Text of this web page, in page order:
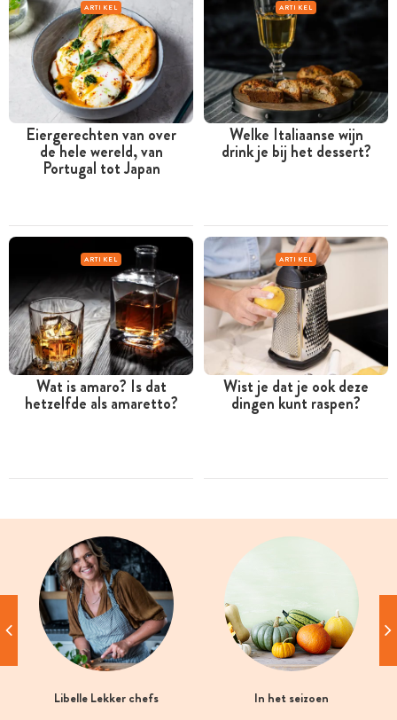
ARTIKEL
Eiergerechten van over
de hele wereld, van
Portugal tot Japan
ARTIKEL
Welke Italiaanse wijn
drink je bij het dessert?
ARTIKEL
Wat is amaro? Is dat
hetzelfde als amaretto?
ARTIKEL
Wist je dat je ook deze
dingen kunt raspen?
Libelle Lekker chefs In het seizoen